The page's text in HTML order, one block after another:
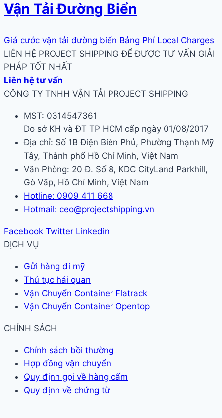
Vận Tải Đường Biển
Giá cước vận tải đường biển Bảng Phí Local Charges
LIÊN HỆ PROJECT SHIPPING ĐỂ ĐƯỢC TƯ VẤN GIẢI
PHÁP TỐT NHẤT
Liên hệ tư vấn
CÔNG TY TNHH VẬN TẢI PROJECT SHIPPING
MST: 0314547361
Do sở KH và ĐT TP HCM cấp ngày 01/08/2017
Địa chỉ: Số 1B Điện Biên Phủ, Phường Thạnh Mỹ
Tây, Thành phố Hồ Chí Minh, Việt Nam
Văn Phòng: 20 Đ. Số 8, KDC CityLand Parkhill,
Gò Vấp, Hồ Chí Minh, Việt Nam
Hotline: 0909 411 668
Hotmail: ceo@projectshipping.vn
Facebook Twitter Linkedin
DỊCH VỤ
Gửi hàng đi mỹ
Thủ tục hải quan
Vận Chuyển Container Flatrack
Vận Chuyển Container Opentop
CHÍNH SÁCH
Chính sách bồi thường
Hợp đồng vận chuyển
Quy định gọi về hàng cấm
Quy định về chứng từ